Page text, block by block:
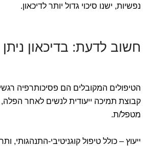
נפשיות, ישנו סיכוי גדול יותר לדיכאון.
חשוב לדעת: בדיכאון
הטיפולים המקובלים הם פסיכותרפיה
קבוצת תמיכה ייעודית לנשים לאחר הפלה,
מטפל/ת.
ייעוץ – כולל טיפול קוגניטיבי-התנהגותי,